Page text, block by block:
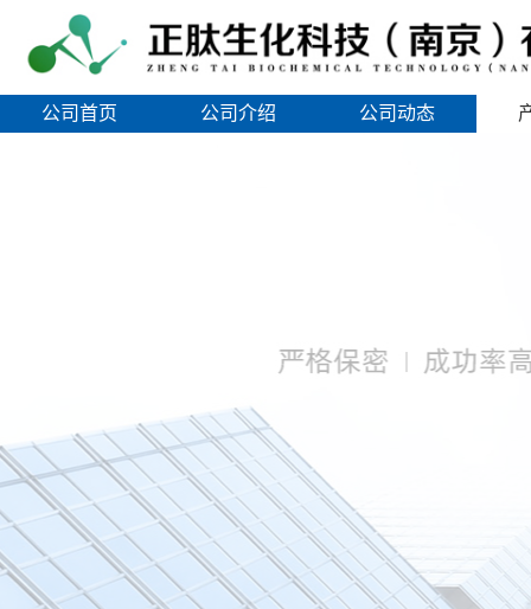
公司首页 公司介绍 公司动态